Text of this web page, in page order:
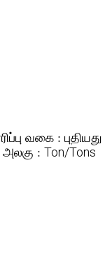
வகை : புதியது
: Ton/Tons